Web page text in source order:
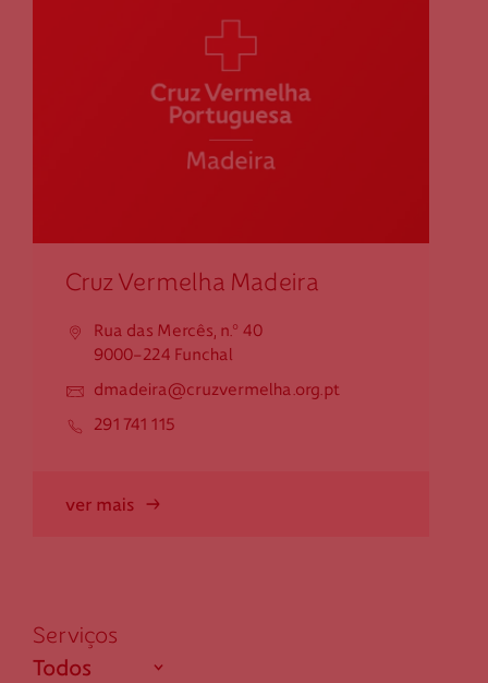
Cruz Vermelha Madeira
Rua das Mercês, n.º 40
9000-224 Funchal
dmadeira@cruzvermelha.org.pt
291 741 115
ver mais
Serviços
Todos